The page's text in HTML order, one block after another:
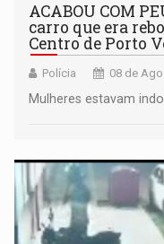
ACABOU COM
carro que era
Centro de Porto
Polícia 08 de
Mulheres estavam